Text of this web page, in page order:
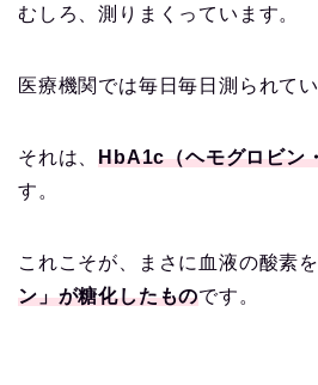
むしろ、測りまくっています。
医療機関では毎日毎日測られてい
それは、HbA1c（ヘモグロビン
す。
これこそが、まさに血液の酸素
ン」が糖化したものです。